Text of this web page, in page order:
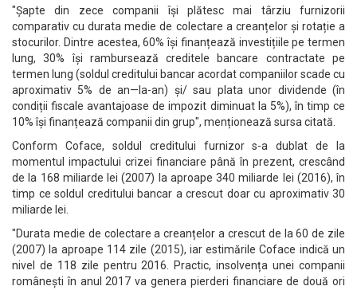
"Șapte din zece companii își plătesc mai târziu furnizorii
comparativ cu durata medie de colectare a creanțelor și rotație a
stocurilor. Dintre acestea, 60% își finanțează investițiile pe termen
lung, 30% își rambursează creditele bancare contractate pe
termen lung (soldul creditului bancar acordat companiilor scade cu
aproximativ 5% de an—la-an) și/ sau plata unor dividende (în
condiții fiscale avantajoase de impozit diminuat la 5%), în timp ce
10% își finanțează companii din grup", menționează sursa citată.
Conform Coface, soldul creditului furnizor s-a dublat de la
momentul impactului crizei financiare până în prezent, crescând
de la 168 miliarde lei (2007) la aproape 340 miliarde lei (2016), în
timp ce soldul creditului bancar a crescut doar cu aproximativ 30
miliarde lei.
"Durata medie de colectare a creanțelor a crescut de la 60 de zile
(2007) la aproape 114 zile (2015), iar estimările Coface indică un
nivel de 118 zile pentru 2016. Practic, insolvența unei companii
românești în anul 2017 va genera pierderi financiare de două ori